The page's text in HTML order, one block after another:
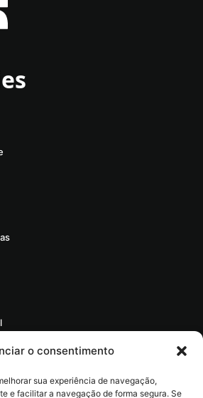
o consentimento
sua experiência de navegação,
e facilitar a navegação de forma segura. Se